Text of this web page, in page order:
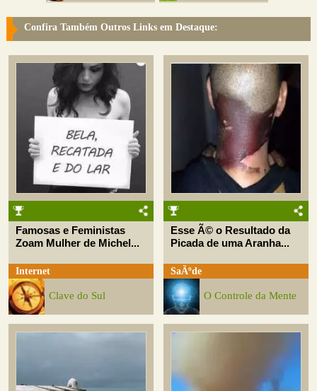
Confira Também Outros Links em Destaque:
Famosas e Feministas
Zoam Mulher de Michel...
Internet
Clave do Sul
Esse Ã© o Resultado da
Picada de uma Aranha...
SaÃºde
O Controle da Mente